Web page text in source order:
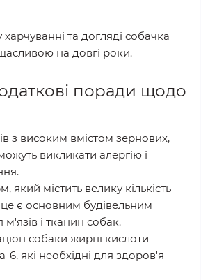
та догляді собачка
на довгі роки.
поради щодо
з високим вмістом зернових,
викликати алергію і
який містить велику кількість
це є основним будівельним
і тканин собак.
собаки жирні кислоти
6, які необхідні для здоров'я